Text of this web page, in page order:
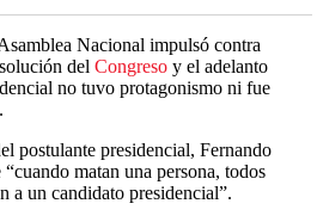
Nacional impulsó contra
del Congreso y el adelanto
no tuvo protagonismo ni fue
postulante presidencial, Fernando
matan una persona, todos
a un candidato presidencial”.